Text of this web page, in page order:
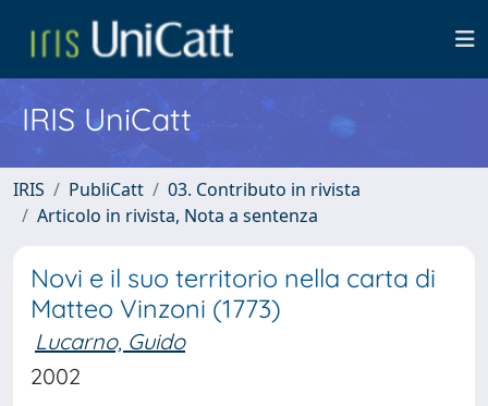
IRIS UniCatt
IRIS PubliCatt
03. Contributo in rivista
Articolo in rivista, Nota a sentenza
Novi e il suo territorio nella carta di
Matteo Vinzoni (1773)
Lucarno, Guido
2002